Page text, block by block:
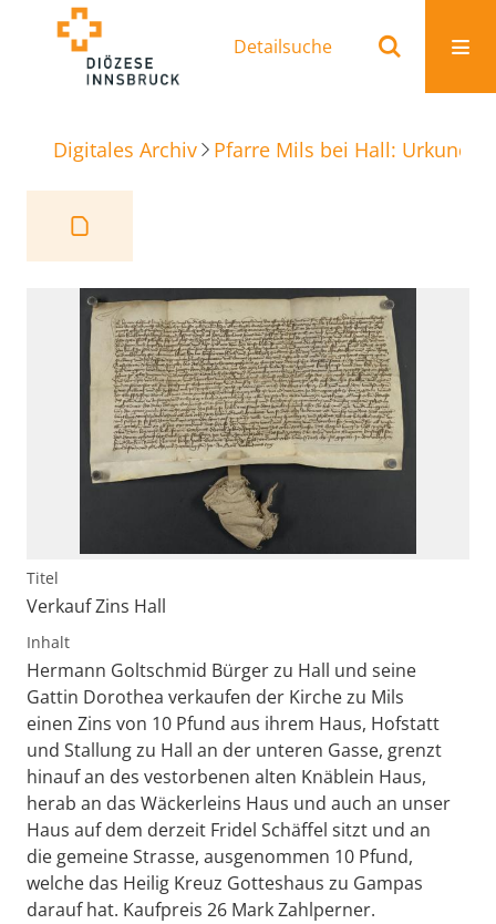
Detailsuche
Digitales Archiv Pfarre Mils bei Hall: Urkunden
Titel
Verkauf Zins Hall
Inhalt
Hermann Goltschmid Bürger zu Hall und seine
Gattin Dorothea verkaufen der Kirche zu Mils
einen Zins von 10 Pfund aus ihrem Haus, Hofstatt
und Stallung zu Hall an der unteren Gasse, grenzt
hinauf an des vestorbenen alten Knäblein Haus,
herab an das Wäckerleins Haus und auch an unser
Haus auf dem derzeit Fridel Schäffel sitzt und an
die gemeine Strasse, ausgenommen 10 Pfund,
welche das Heilig Kreuz Gotteshaus zu Gampas
darauf hat. Kaufpreis 26 Mark Zahlperner.